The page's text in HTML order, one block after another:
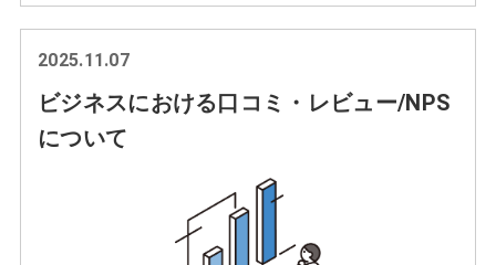
には大きな違いがあります。 ■接客のお客様・楽し
たいことを教えてほしい■販売のお客様・商品が欲
しい・比較検討したい・悩みを解決したい・自分に
合うものを知りたい 接客では、お客様自身がサービ
スを受ける目的を持って来店するため、丁寧な対応
や気持ちの良いコミュニケーションによって満足度
につながりやすい特徴があります。一方、販売では
明確な目的はなく、購入意思なども固まっていない
お客様が多く、スタッフ側から積極的に働きかけ、
企業が外部人材を持続的に活用していくためには、
解したうえで、目的に応じて使い分けていく視点が
重要です。本コラムでは、派遣と業務委託それぞれ
の仕組みやメリット・デメリットを整理しながら、
企業がどのような観点で使い分けを検討すべきかに
ついて解説していきます。 １、人材派遣とは 企業
が人材を外部から活用する際の方法の一つに、「派
遣」という形態があります。派遣とは、派遣会社に
2025.11.07
ビジネスにおける口コミ・レビュー/NPS
について